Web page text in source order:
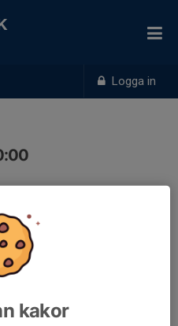
Logga in
kakor